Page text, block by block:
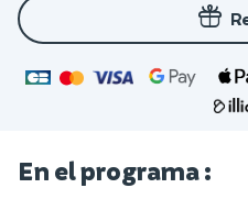
En el programa :